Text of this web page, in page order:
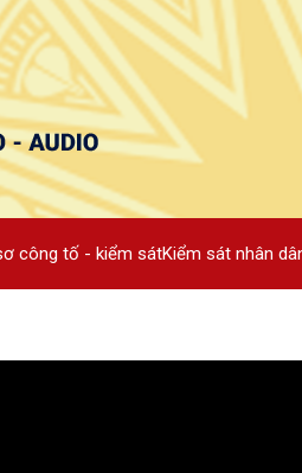
công tố - kiểm sátKiểm sát nhân